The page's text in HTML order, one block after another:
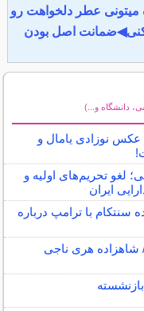
میتونی عطر دلخواهت رو
اصل بودن
دانشگاه و...)
عکس نوزادی یامال و
لغو تحریم‌های اولیه و
سنتکام با ترامپ درباره
شاهزاده هری ناجی